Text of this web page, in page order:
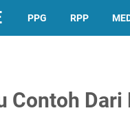
PPG RPP
Contoh